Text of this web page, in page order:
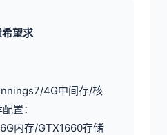
望求
4G中间存/核
置​​：
内存/GTX1660​存储